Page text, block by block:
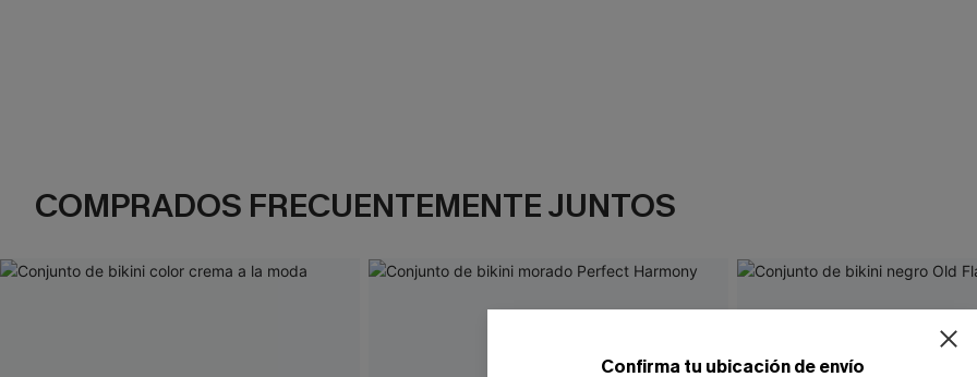
COMPRADOS FRECUENTEMENTE JUNTOS
Confirma tu ubicación de envío